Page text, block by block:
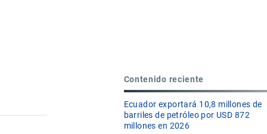
Contenido reciente
Ecuador exportará 10,8 millones de
barriles de petróleo por USD 872
millones en 2026